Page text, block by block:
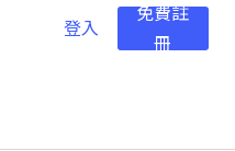
登入
免費註
冊